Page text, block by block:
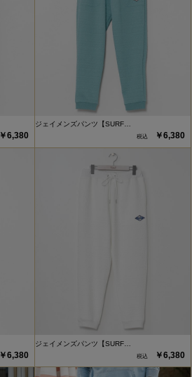
￥6,380
ジェイメンズパンツ【SURF…
￥6,380
￥6,380
ジェイメンズパンツ【SURF…
￥6,380